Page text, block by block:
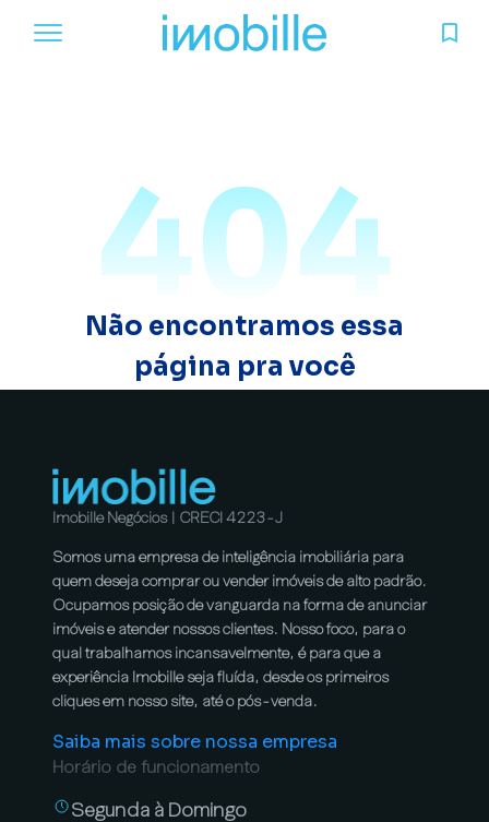
404
Não encontramos essa
página pra você
Imobille Negócios | CRECI 4223-J
Somos uma empresa de inteligência imobiliária para
quem deseja comprar ou vender imóveis de alto padrão.
Ocupamos posição de vanguarda na forma de anunciar
imóveis e atender nossos clientes. Nosso foco, para o
qual trabalhamos incansavelmente, é para que a
experiência Imobille seja fluída, desde os primeiros
cliques em nosso site, até o pós-venda.
Saiba mais sobre nossa empresa
Horário de funcionamento
Segunda à Domingo